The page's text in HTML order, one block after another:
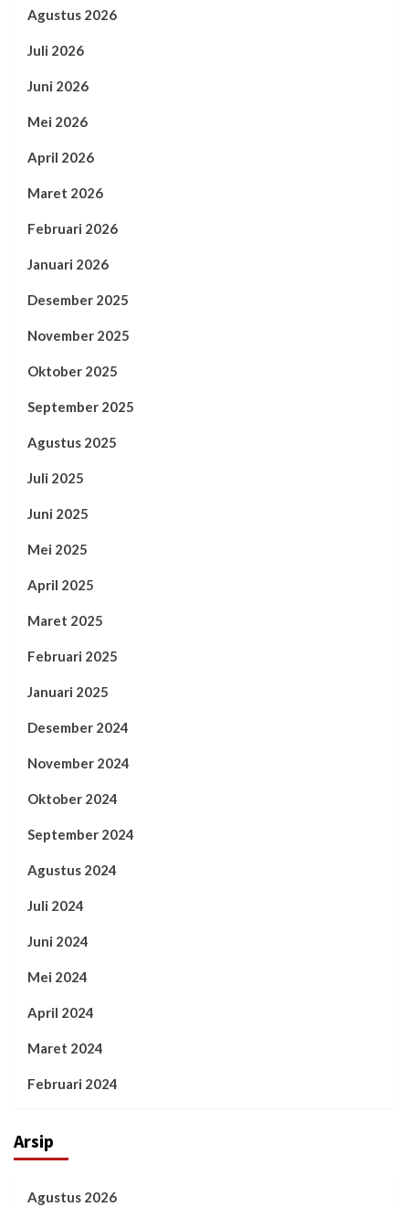
Agustus 2026
Juli 2026
Juni 2026
Mei 2026
April 2026
Maret 2026
Februari 2026
Januari 2026
Desember 2025
November 2025
Oktober 2025
September 2025
Agustus 2025
Juli 2025
Juni 2025
Mei 2025
April 2025
Maret 2025
Februari 2025
Januari 2025
Desember 2024
November 2024
Oktober 2024
September 2024
Agustus 2024
Juli 2024
Juni 2024
Mei 2024
April 2024
Maret 2024
Februari 2024
Arsip
Agustus 2026